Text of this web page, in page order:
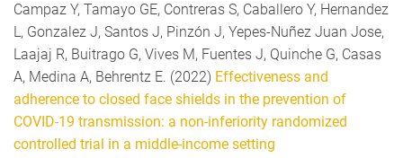
Campaz Y, Tamayo GE, Contreras S, Caballero Y, Hernandez
L, Gonzalez J, Santos J, Pinzón J, Yepes-Nuñez Juan Jose,
Laajaj R, Buitrago G, Vives M, Fuentes J, Quinche G, Casas
A, Medina A, Behrentz E. (2022) Effectiveness and
adherence to closed face shields in the prevention of
COVID-19 transmission: a non-inferiority randomized
controlled trial in a middle-income setting